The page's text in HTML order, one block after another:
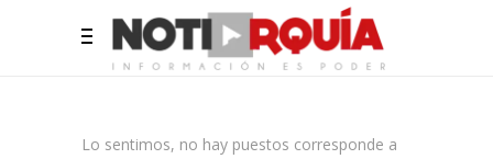
Lo sentimos, no hay puestos corresponde a